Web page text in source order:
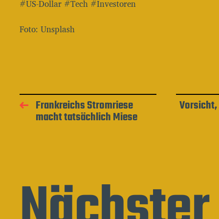
#US-Dollar #Tech #Investoren
Foto: Unsplash
Frankreichs Stromriese
macht tatsächlich Miese